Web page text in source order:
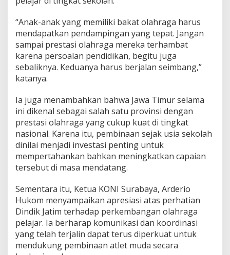
“Anak-anak yang memiliki bakat olahraga harus
mendapatkan pendampingan yang tepat. Jangan
sampai prestasi olahraga mereka terhambat
karena persoalan pendidikan, begitu juga
sebaliknya. Keduanya harus berjalan seimbang,”
katanya.
Ia juga menambahkan bahwa Jawa Timur selama
ini dikenal sebagai salah satu provinsi dengan
prestasi olahraga yang cukup kuat di tingkat
nasional. Karena itu, pembinaan sejak usia sekolah
dinilai menjadi investasi penting untuk
mempertahankan bahkan meningkatkan capaian
tersebut di masa mendatang.
Sementara itu, Ketua KONI Surabaya, Arderio
Hukom menyampaikan apresiasi atas perhatian
Dindik Jatim terhadap perkembangan olahraga
pelajar. Ia berharap komunikasi dan koordinasi
yang telah terjalin dapat terus diperkuat untuk
mendukung pembinaan atlet muda secara